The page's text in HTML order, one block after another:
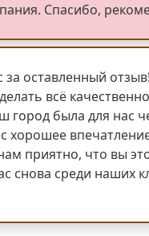
Спасибо,
оставленный
всё
город была для нас
хорошее
приятно, что вы
снова среди наших